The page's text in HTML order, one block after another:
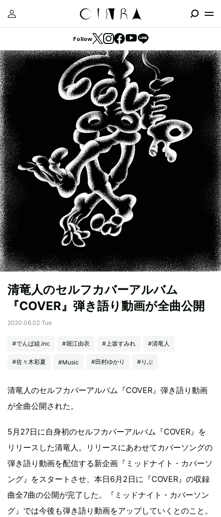
Follow
清竜人のセルフカバーアルバム
『COVER』弾き語り動画が全曲公開
2020.06.02 Tue
#でんぱ組.inc #堀江由衣 #上坂すみれ #清竜人
#佐々木彩夏 #Music #田村ゆかり #りぶ
清竜人のセルフカバーアルバム『COVER』弾き語り動画
が全曲公開された。
5月27日に自身初のセルフカバーアルバム『COVER』を
リリースした清竜人。リリースにあわせてカバーソングの
弾き語り動画を配信する新企画『ミッドナイト・カバーソ
ング』をスタートさせ、本日6月2日に『COVER』の収録
曲全7曲の公開が完了した。『ミッドナイト・カバーソン
グ』では今後も弾き語り動画をアップしていくとのこと。